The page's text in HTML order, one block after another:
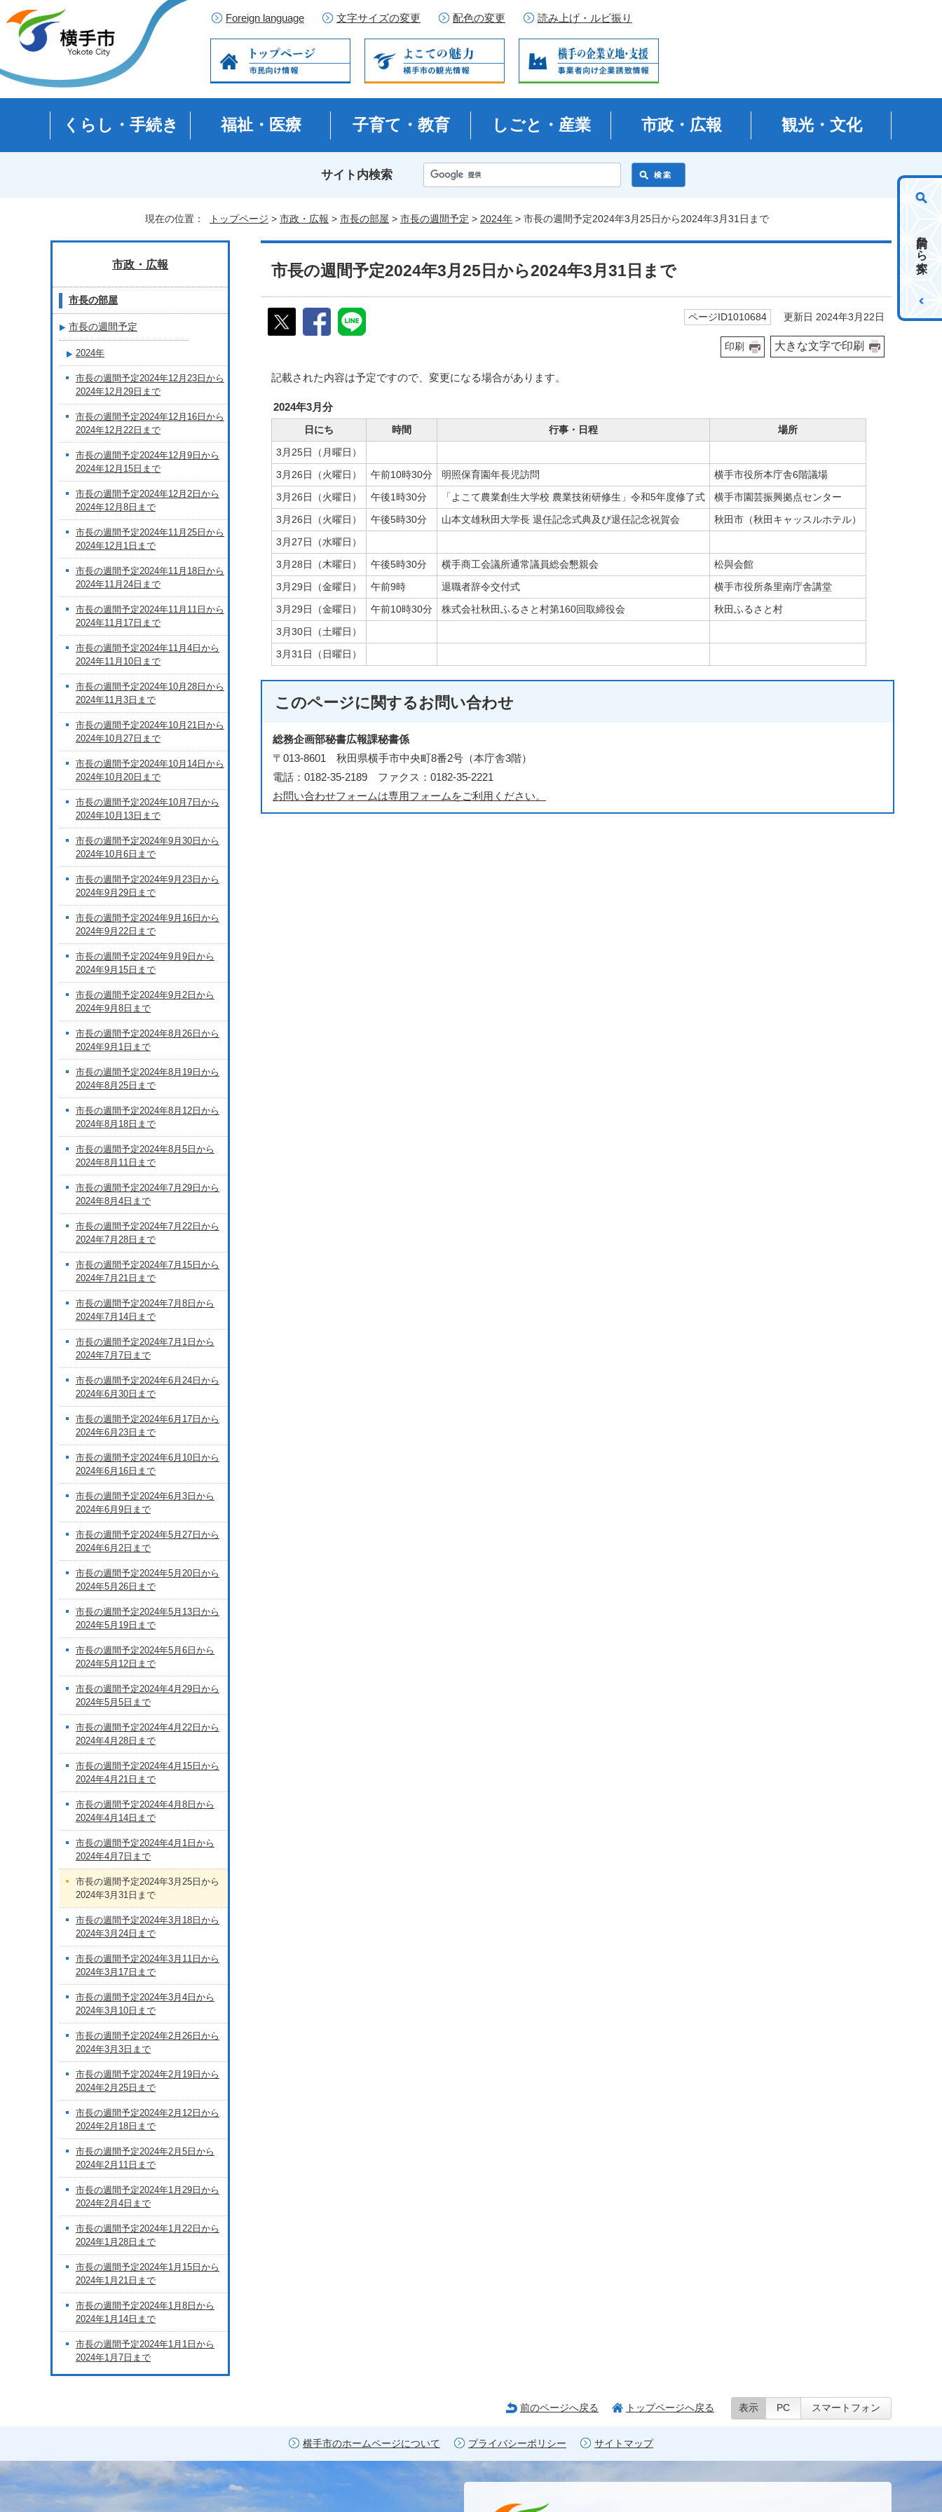
Foreign language 文字サイズの変更 配色の変更 読み上げ・ルビ振り
くらし・手続き 福祉・医療 子育て・教育 しごと・産業 市政・広報 観光・文化
サイト内検索
目的から探す
現在の位置： トップページ > 市政・広報 > 市長の部屋 > 市長の週間予定 > 2024年 > 市長の週間予定2024年3月25日から2024年3月31日まで
市長の週間予定2024年3月25日から2024年3月31日まで
ページID1010684 更新日 2024年3月22日
印刷 大きな文字で印刷
記載された内容は予定ですので、変更になる場合があります。
2024年3月分
日にち 時間 行事・日程
場所
3月25日（月曜日）
3月26日（火曜日）
午前10時30分 明照保育園年長児訪問
横手市役所本庁舎6階議場
3月26日（火曜日）
午後1時30分 「よこて農業創生大学校 農業技術研修生」令和5年度修了式
横手市園芸振興拠点センター
3月26日（火曜日）
午後5時30分 山本文雄秋田大学長 退任記念式典及び退任記念祝賀会
秋田市（秋田キャッスルホテル）
3月27日（水曜日）
3月28日（木曜日）
午後5時30分 横手商工会議所通常議員総会懇親会
松與会館
3月29日（金曜日）
午前9時 退職者辞令交付式
横手市役所条里南庁舎講堂
3月29日（金曜日）
午前10時30分 株式会社秋田ふるさと村第160回取締役会
秋田ふるさと村
3月30日（土曜日）
3月31日（日曜日）
このページに関するお問い合わせ
総務企画部秘書広報課秘書係
〒013-8601 秋田県横手市中央町8番2号（本庁舎3階）
電話：0182-35-2189 ファクス：0182-35-2221
お問い合わせフォームは専用フォームをご利用ください。
市政・広報
市長の部屋
市長の週間予定
2024年
市長の週間予定2024年12月23日から
2024年12月29日まで
市長の週間予定2024年12月16日から
2024年12月22日まで
市長の週間予定2024年12月9日から
2024年12月15日まで
市長の週間予定2024年12月2日から
2024年12月8日まで
市長の週間予定2024年11月25日から
2024年12月1日まで
市長の週間予定2024年11月18日から
2024年11月24日まで
市長の週間予定2024年11月11日から
2024年11月17日まで
市長の週間予定2024年11月4日から
2024年11月10日まで
市長の週間予定2024年10月28日から
2024年11月3日まで
市長の週間予定2024年10月21日から
2024年10月27日まで
市長の週間予定2024年10月14日から
2024年10月20日まで
市長の週間予定2024年10月7日から
2024年10月13日まで
市長の週間予定2024年9月30日から
2024年10月6日まで
市長の週間予定2024年9月23日から
2024年9月29日まで
市長の週間予定2024年9月16日から
2024年9月22日まで
市長の週間予定2024年9月9日から
2024年9月15日まで
市長の週間予定2024年9月2日から
2024年9月8日まで
市長の週間予定2024年8月26日から
2024年9月1日まで
市長の週間予定2024年8月19日から
2024年8月25日まで
市長の週間予定2024年8月12日から
2024年8月18日まで
市長の週間予定2024年8月5日から
2024年8月11日まで
市長の週間予定2024年7月29日から
2024年8月4日まで
市長の週間予定2024年7月22日から
2024年7月28日まで
市長の週間予定2024年7月15日から
2024年7月21日まで
市長の週間予定2024年7月8日から
2024年7月14日まで
市長の週間予定2024年7月1日から
2024年7月7日まで
市長の週間予定2024年6月24日から
2024年6月30日まで
市長の週間予定2024年6月17日から
2024年6月23日まで
市長の週間予定2024年6月10日から
2024年6月16日まで
市長の週間予定2024年6月3日から
2024年6月9日まで
市長の週間予定2024年5月27日から
2024年6月2日まで
市長の週間予定2024年5月20日から
2024年5月26日まで
市長の週間予定2024年5月13日から
2024年5月19日まで
市長の週間予定2024年5月6日から
2024年5月12日まで
市長の週間予定2024年4月29日から
2024年5月5日まで
市長の週間予定2024年4月22日から
2024年4月28日まで
市長の週間予定2024年4月15日から
2024年4月21日まで
市長の週間予定2024年4月8日から
2024年4月14日まで
市長の週間予定2024年4月1日から
2024年4月7日まで
市長の週間予定2024年3月25日から
2024年3月31日まで
市長の週間予定2024年3月18日から
2024年3月24日まで
市長の週間予定2024年3月11日から
2024年3月17日まで
市長の週間予定2024年3月4日から
2024年3月10日まで
市長の週間予定2024年2月26日から
2024年3月3日まで
市長の週間予定2024年2月19日から
2024年2月25日まで
市長の週間予定2024年2月12日から
2024年2月18日まで
市長の週間予定2024年2月5日から
2024年2月11日まで
市長の週間予定2024年1月29日から
2024年2月4日まで
市長の週間予定2024年1月22日から
2024年1月28日まで
市長の週間予定2024年1月15日から
2024年1月21日まで
市長の週間予定2024年1月8日から
2024年1月14日まで
市長の週間予定2024年1月1日から
2024年1月7日まで
前のページへ戻る トップページへ戻る 表示 PC スマートフォン
横手市のホームページについて プライバシーポリシー サイトマップ